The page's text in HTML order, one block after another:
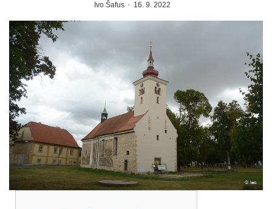
Ivo Šafus 16. 9. 2022